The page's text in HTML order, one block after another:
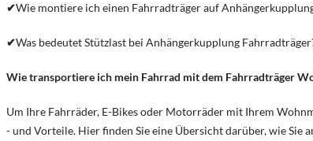
✔Wie montiere ich einen Fahrradträger auf
✔Was bedeutet Stützlast bei Anhängerkupplung
Wie transportiere ich mein Fahrrad mit dem Fahrradträger
Um Ihre Fahrräder, E-Bikes oder Motorräder mit Ihrem
- und Vorteile. Hier finden Sie eine Übersicht darüber, wie